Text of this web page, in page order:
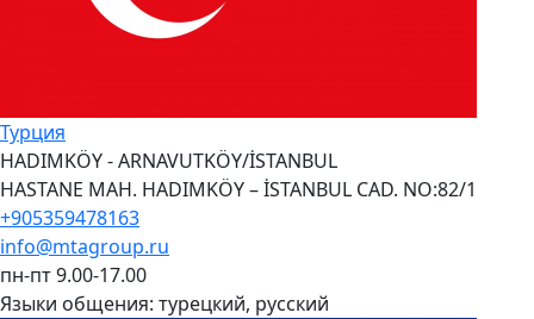
Турция
HADIMKÖY - ARNAVUTKÖY/İSTANBUL
HASTANE MAH. HADIMKÖY – İSTANBUL CAD. NO:82/1
+905359478163
info@mtagroup.ru
пн-пт 9.00-17.00
Языки общения: турецкий, русский